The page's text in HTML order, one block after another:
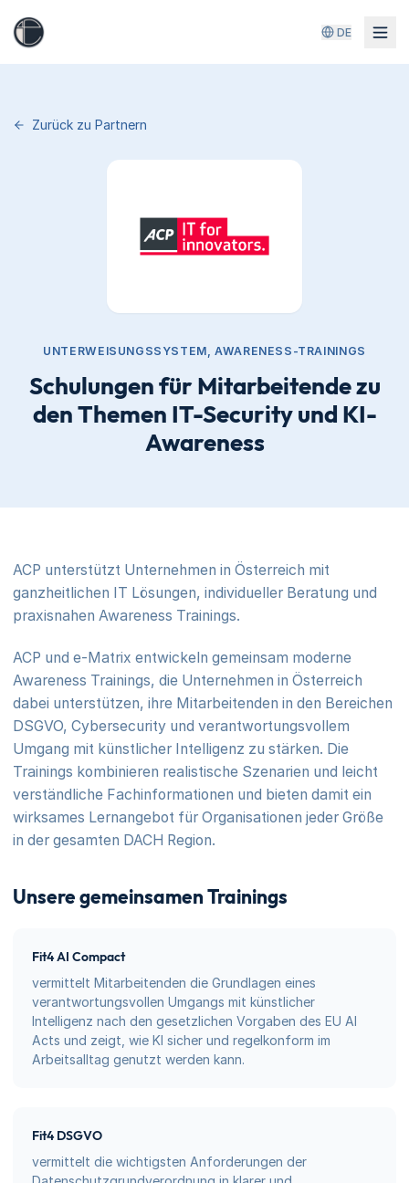
DE
Zurück zu Partnern
UNTERWEISUNGSSYSTEM, AWARENESS-TRAININGS
Schulungen für Mitarbeitende zu
den Themen IT-Security und KI-
Awareness
ACP unterstützt Unternehmen in Österreich mit
ganzheitlichen IT Lösungen, individueller Beratung und
praxisnahen Awareness Trainings.
ACP und e-Matrix entwickeln gemeinsam moderne
Awareness Trainings, die Unternehmen in Österreich
dabei unterstützen, ihre Mitarbeitenden in den Bereichen
DSGVO, Cybersecurity und verantwortungsvollem
Umgang mit künstlicher Intelligenz zu stärken. Die
Trainings kombinieren realistische Szenarien und leicht
verständliche Fachinformationen und bieten damit ein
wirksames Lernangebot für Organisationen jeder Größe
in der gesamten DACH Region.
Unsere gemeinsamen Trainings
Fit4 AI Compact
vermittelt Mitarbeitenden die Grundlagen eines
verantwortungsvollen Umgangs mit künstlicher
Intelligenz nach den gesetzlichen Vorgaben des EU AI
Acts und zeigt, wie KI sicher und regelkonform im
Arbeitsalltag genutzt werden kann.
Fit4 DSGVO
vermittelt die wichtigsten Anforderungen der